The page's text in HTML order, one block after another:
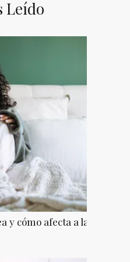
Leído
y cómo afecta a las